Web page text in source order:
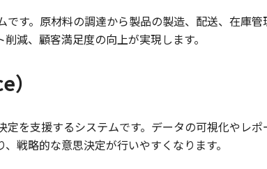
す。原材料の調達から製品の製造、配送、在庫
減、顧客満足度の向上が実現します。
を支援するシステムです。データの可視化やレ
戦略的な意思決定が行いやすくなります。